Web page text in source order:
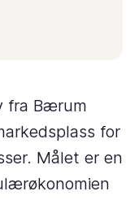
fra Bærum
for
Målet er en